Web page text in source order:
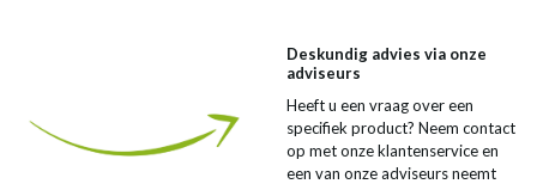
Deskundig advies via onze
adviseurs
Heeft u een vraag over een
specifiek product? Neem contact
op met onze klantenservice en
een van onze adviseurs neemt